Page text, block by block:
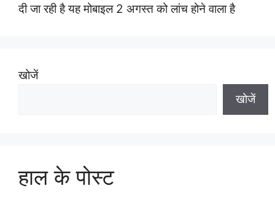
दी जा रही है यह मोबाइल 2 अगस्त को लांच होने वाला है
खोजें
खोजें
हाल के पोस्ट